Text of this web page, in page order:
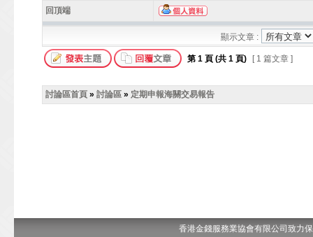
回頂端
顯示文章 :
第 1 頁 (共 1 頁) [ 1 篇文章 ]
討論區首頁 » 討論區 » 定期申報海關交易報告
香港金錢服務業協會有限公司致力